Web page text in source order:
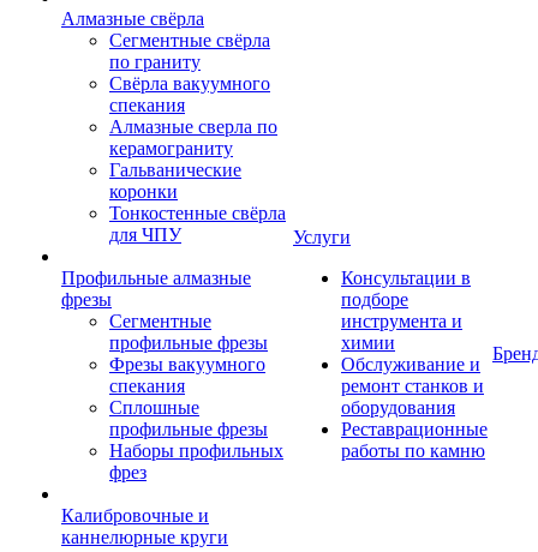
Алмазные свёрла
Сегментные свёрла
по граниту
Свёрла вакуумного
спекания
Алмазные сверла по
керамограниту
Гальванические
коронки
Тонкостенные свёрла
для ЧПУ
Профильные алмазные
фрезы
Сегментные
профильные фрезы
Фрезы вакуумного
спекания
Сплошные
профильные фрезы
Наборы профильных
фрез
Калибровочные и
каннелюрные круги
Услуги
Консультации в
подборе
инструмента и
химии
Обслуживание и
ремонт станков и
оборудования
Реставрационные
работы по камню